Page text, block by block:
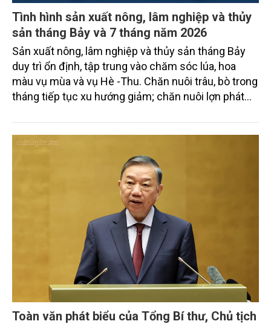
Tình hình sản xuất nông, lâm nghiệp và thủy
sản tháng Bảy và 7 tháng năm 2026
Sản xuất nông, lâm nghiệp và thủy sản tháng Bảy
duy trì ổn định, tập trung vào chăm sóc lúa, hoa
màu vụ mùa và vụ Hè -Thu. Chăn nuôi trâu, bò trong
tháng tiếp tục xu hướng giảm; chăn nuôi lợn phát
triển ổn định; chăn nuôi gia cầm duy trì đà tăng
trưởng khá. Diện tích rừng trồng mới và sản lượng
thủy sản đều tăng nhẹ.